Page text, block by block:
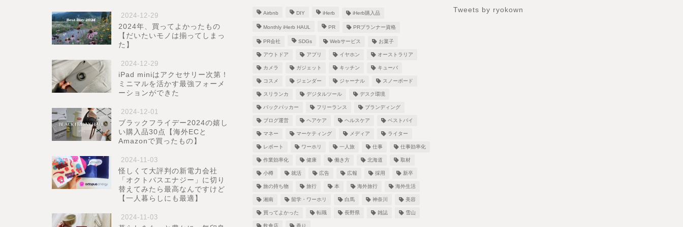
2024-12-29
2024年、買ってよかったもの
【だいたいモノは揃ってしまっ
た】
2024-12-29
iPad miniはアクセサリー次第！
ミニマルを活かす最強フォーメ
ーションができた
2024-12-01
ブラックフライデー2024の嬉し
い購入品30点【海外ECと
Amazonで買ったもの】
2024-11-03
怪しくて大評判の新電力会社
「オクトパスエナジー」に切り
替えてみたら最高なんですけど
【一人暮らしにも最適】
2024-11-03
Airbnb DIY iHerb iHerb購入品
Monthly iHerb HAUL PR PRプランナー資格
PR会社 SDGs Webサービス お菓子
アウトドア アプリ イヤホン オーストラリア
カメラ ガジェット キッチン キューバ
コスメ ジェンダー ジャーナル スノーボード
スリランカ デジタルツール デスク環境
バックパッカー フリーランス ブランディング
ブログ運営 ヘアケア ヘルスケア ベストバイ
マネー マーケティング メディア ライター
レポート ワーホリ 一人旅 仕事 仕事効率化
作業効率化 健康 働き方 北海道 取材
小樽 就活 広告 広報 採用 新卒
旅の持ち物 旅行 本 海外旅行 海外生活
湘南 留学・ワーホリ 白馬 神奈川 美容
買ってよかった 転職 長野県 雑誌 雪山
飲食店 香り
Tweets by ryokown